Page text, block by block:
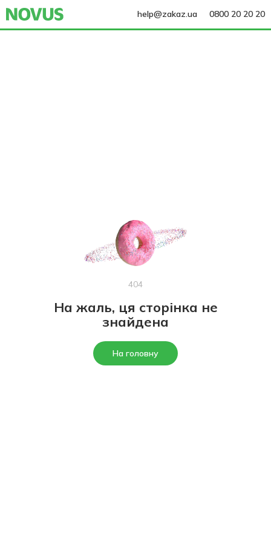
help@zakaz.ua 0800 20 20 20
404
На жаль, ця сторінка не
знайдена
На головну